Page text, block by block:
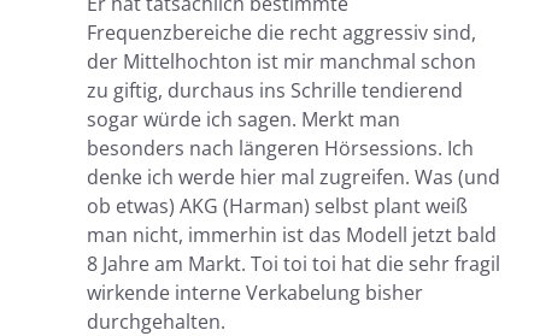
Frequenzbereiche die recht aggressiv sind,
der Mittelhochton ist mir manchmal schon
zu giftig, durchaus ins Schrille tendierend
sogar würde ich sagen. Merkt man
besonders nach längeren Hörsessions. Ich
denke ich werde hier mal zugreifen. Was (und
ob etwas) AKG (Harman) selbst plant weiß
man nicht, immerhin ist das Modell jetzt bald
8 Jahre am Markt. Toi toi toi hat die sehr fragil
wirkende interne Verkabelung bisher
durchgehalten.